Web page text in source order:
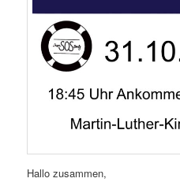
Hallo zusammen,